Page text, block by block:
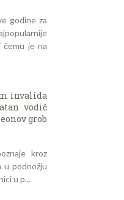
godine za
čemu je na
invalida
vodič
grob
kroz
u podnožju
u p...